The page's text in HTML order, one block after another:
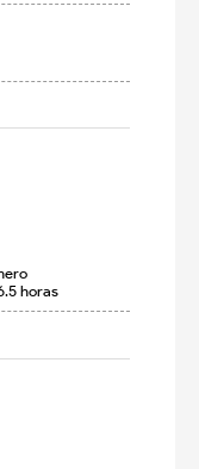
horas